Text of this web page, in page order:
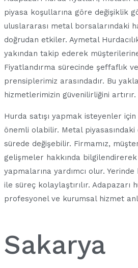
piyasa koşullarına göre değişiklik
uluslararası metal borsalarındaki
doğrudan etkiler. Aymetal
yakından takip ederek
Fiyatlandırma sürecinde şeffaflık
prensiplerimiz arasındadır. Bu
hizmetlerimizin güvenilirliğini artırır.
Hurda satışı yapmak isteyenler
önemli olabilir. Metal
sürede değişebilir. Firmamız,
gelişmeler hakkında bilgilendirerek
yapmalarına yardımcı olur.
ile süreç kolaylaştırılır. Adapazarı
profesyonel ve kurumsal hizmet
Sakarya